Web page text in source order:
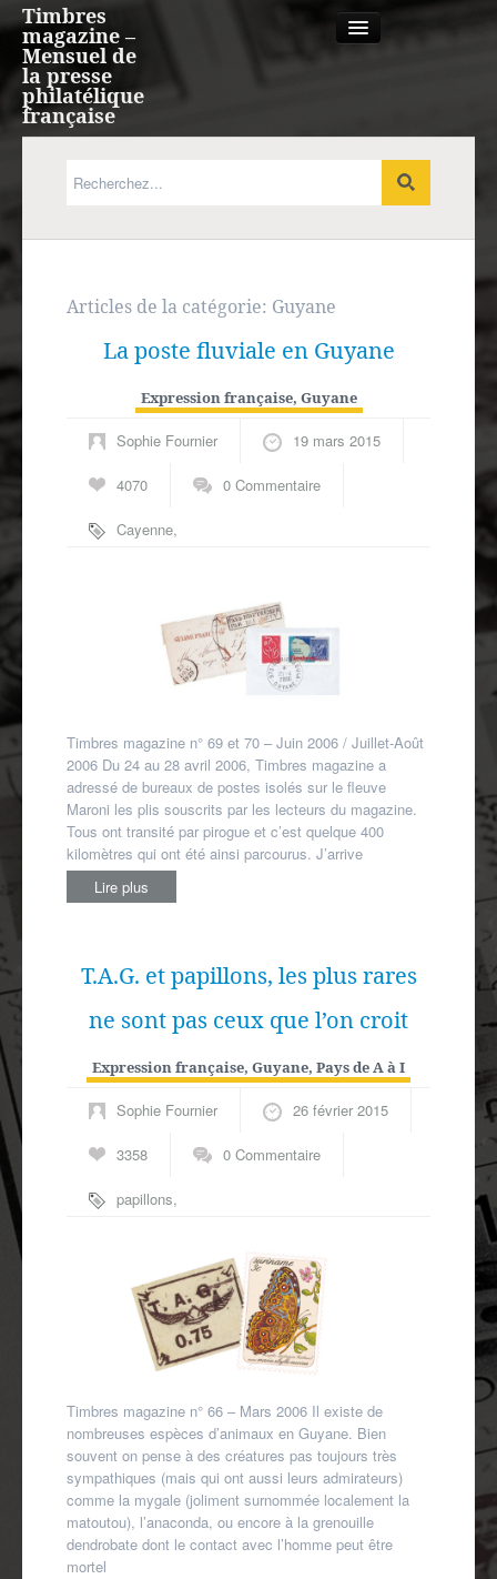
Timbres
magazine –
Mensuel de
la presse
philatélique
française
Expression française
Agenda
Articles de la catégorie: Guyane
La poste fluviale en Guyane
Expression française, Guyane
Sophie Fournier 19 mars 2015
4070 0 Commentaire
Cayenne,
Timbres magazine n° 69 et 70 – Juin 2006 / Juillet-Août
2006 Du 24 au 28 avril 2006, Timbres magazine a
adressé de bureaux de postes isolés sur le fleuve
Maroni les plis souscrits par les lecteurs du magazine.
Tous ont transité par pirogue et c’est quelque 400
kilomètres qui ont été ainsi parcourus. J’arrive
Lire plus
T.A.G. et papillons, les plus rares
ne sont pas ceux que l’on croit
Expression française, Guyane, Pays de A à I
Sophie Fournier 26 février 2015
3358 0 Commentaire
papillons,
Timbres magazine n° 66 – Mars 2006 Il existe de
nombreuses espèces d’animaux en Guyane. Bien
souvent on pense à des créatures pas toujours très
sympathiques (mais qui ont aussi leurs admirateurs)
comme la mygale (joliment surnommée localement la
matoutou), l’anaconda, ou encore à la grenouille
dendrobate dont le contact avec l’homme peut être
mortel